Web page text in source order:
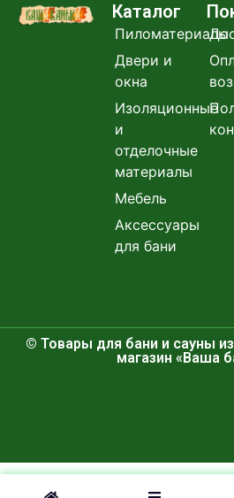
Каталог
Пиломатериалы
Двери и
окна
Изоляционные
и
отделочные
материалы
Мебель
Аксессуары
для бани
© Товары для бани и сауны
магазин «Ваша